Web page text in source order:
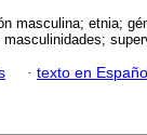
masculina; etnia;
· texto en